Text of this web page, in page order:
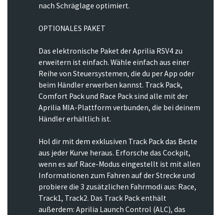
nach Schräglage optimiert.
OPTIONALES PAKET
Das elektronische Paket der Aprilia RSV4 zu
erweitern ist einfach. Wähle einfach aus einer
Reihe von Steuersystemen, die du per App oder
beim Händler erwerben kannst. Track Pack,
Comfort Pack und Race Pack sind alle mit der
Aprilia MIA-Plattform verbunden, die bei deinem
Händler erhältlich ist.
Hol dir mit dem exklusiven Track Pack das Beste
aus jeder Kurve heraus. Erforsche das Cockpit,
wenn es auf Race-Modus eingestellt ist mit allen
Informationen zum Fahren auf der Strecke und
probiere die 3 zusätzlichen Fahrmodi aus: Race,
Track1, Track2. Das Track Pack enthält
außerdem: Aprilia Launch Control (ALC), das